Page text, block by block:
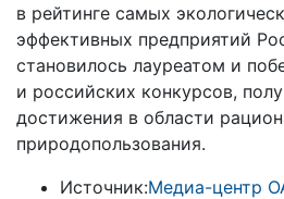
в рейтинге самых
эффективных предприятий
становилось лауреатом и
и российских конкурсов,
достижения в области
природопользования.
Источник:Медиа-центр